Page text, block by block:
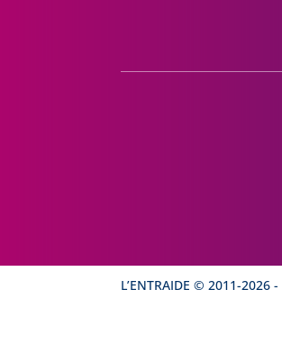
L’ENTRAIDE © 2011-2026 -